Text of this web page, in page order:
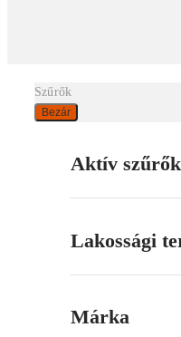
Szűrők
Bezár
Aktív szűrők
Lakossági
Márka